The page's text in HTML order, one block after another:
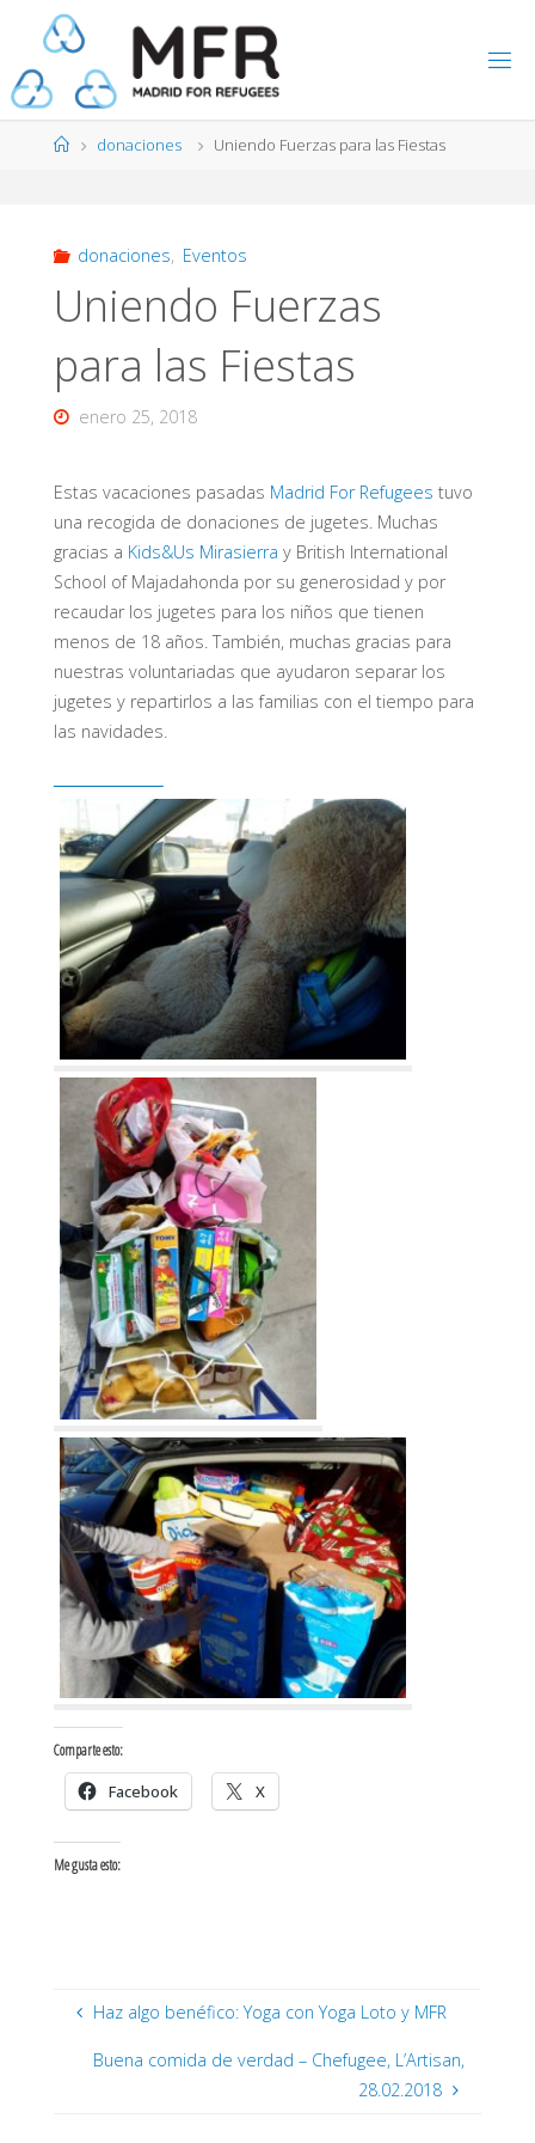
contenido
Páginadonaciones Uniendo Fuerzas para las Fiestas
donaciones, Eventos
Uniendo Fuerzas
para las Fiestas
enero 25, 2018
Estas vacaciones pasadas Madrid For Refugees tuvo
una recogida de donaciones de jugetes. Muchas
gracias a Kids&Us Mirasierra y British International
School of Majadahonda por su generosidad y por
recaudar los jugetes para los niños que tienen
menos de 18 años. También, muchas gracias para
nuestras voluntariadas que ayudaron separar los
jugetes y repartirlos a las familias con el tiempo para
las navidades.
Comparte esto:
Facebook X
Me gusta esto:
Haz algo benéfico: Yoga con Yoga Loto y MFR
Buena comida de verdad – Chefugee, L’Artisan,
28.02.2018